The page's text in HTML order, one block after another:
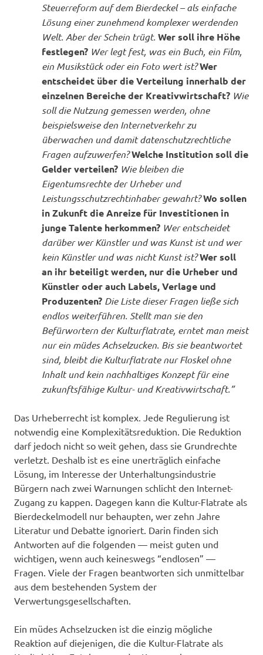
Steuerreform auf dem Bierdeckel – als einfache
Lösung einer zunehmend komplexer werdenden
Welt. Aber der Schein trügt.Wer soll ihre Höhe
festlegen? Wer legt fest, was ein Buch, ein Film,
ein Musikstück oder ein Foto wert ist?Wer
entscheidet über die Verteilung innerhalb der
einzelnen Bereiche der Kreativwirtschaft? Wie
soll die Nutzung gemessen werden, ohne
beispielsweise den Internetverkehr zu
überwachen und damit datenschutzrechtliche
Fragen aufzuwerfen?Welche Institution soll die
Gelder verteilen? Wie bleiben die
Eigentumsrechte der Urheber und
Leistungsschutzrechtinhaber gewahrt?Wo sollen
in Zukunft die Anreize für Investitionen in
junge Talente herkommen? Wer entscheidet
darüber wer Künstler und was Kunst ist und wer
kein Künstler und was nicht Kunst ist?Wer soll
an ihr beteiligt werden, nur die Urheber und
Künstler oder auch Labels, Verlage und
Produzenten? Die Liste dieser Fragen ließe sich
endlos weiterführen. Stellt man sie den
Befürwortern der Kulturflatrate, erntet man meist
nur ein müdes Achselzucken. Bis sie beantwortet
sind, bleibt die Kulturflatrate nur Floskel ohne
Inhalt und kein nachhaltiges Konzept für eine
zukunftsfähige Kultur- und Kreativwirtschaft.”
Das Urheberrecht ist komplex. Jede Regulierung ist
notwendig eine Komplexitätsreduktion. Die Reduktion
darf jedoch nicht so weit gehen, dass sie Grundrechte
verletzt. Deshalb ist es eine unerträglich einfache
Lösung, im Interesse der Unterhaltungsindustrie
Bürgern nach zwei Warnungen schlicht den Internet-
Zugang zu kappen. Dagegen kann die Kultur-Flatrate als
Bierdeckelmodell nur behaupten, wer zehn Jahre
Literatur und Debatte ignoriert. Darin finden sich
Antworten auf die folgenden — meist guten und
wichtigen, wenn auch keineswegs “endlosen” —
Fragen. Viele der Fragen beantworten sich unmittelbar
aus dem bestehenden System der
Verwertungsgesellschaften.
Ein müdes Achselzucken ist die einzig mögliche
Reaktion auf diejenigen, die die Kultur-Flatrate als